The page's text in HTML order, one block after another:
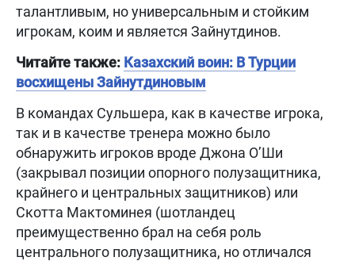
талантливым, но универсальным и стойким
игрокам, коим и является Зайнутдинов.
Читайте также: Казахский воин: В Турции
восхищены Зайнутдиновым
В командах Сульшера, как в качестве игрока,
так и в качестве тренера можно было
обнаружить игроков вроде Джона О’Ши
(закрывал позиции опорного полузащитника,
крайнего и центральных защитников) или
Скотта Мактоминея (шотландец
преимущественно брал на себя роль
центрального полузащитника, но отличался